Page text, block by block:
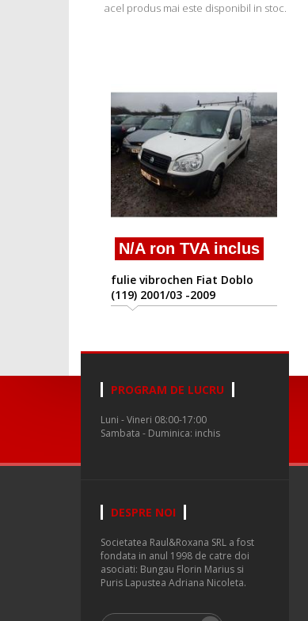
acel produs mai este disponibil in stoc.
N/A ron TVA inclus
fulie vibrochen Fiat Doblo
(119) 2001/03 -2009
PROGRAM DE LUCRU
Luni - Vineri 08:00-17:00
Sambata - Duminica: inchis
DESPRE NOI
Societatea Raul&Roxana SRL a fost
fondata in anul 1998 de catre doi
asociati: Bungau Florin Marius si
Puris Lapustea Adriana Nicoleta.